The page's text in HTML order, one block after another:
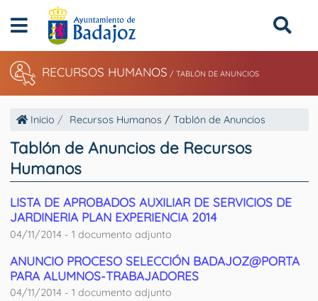
RECURSOS HUMANOS / TABLÓN DE ANUNCIOS
Inicio Recursos Humanos / Tablón de Anuncios
Tablón de Anuncios de Recursos
Humanos
LISTA DE APROBADOS AUXILIAR DE SERVICIOS DE
JARDINERIA PLAN EXPERIENCIA 2014
04/11/2014 - 1 documento adjunto
ANUNCIO PROCESO SELECCIÓN BADAJOZ@PORTA
PARA ALUMNOS-TRABAJADORES
04/11/2014 - 1 documento adjunto